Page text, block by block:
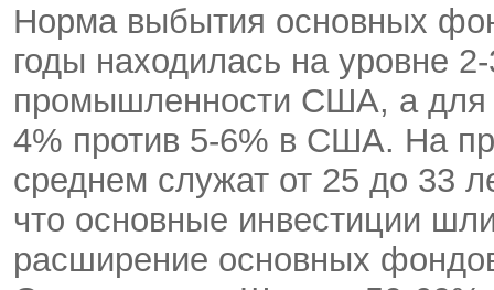
Норма выбытия основных
годы находилась на уровне
промышленности США, а для
4% против 5-6% в США. На
среднем служат от 25 до 33
что основные инвестиции
расширение основных